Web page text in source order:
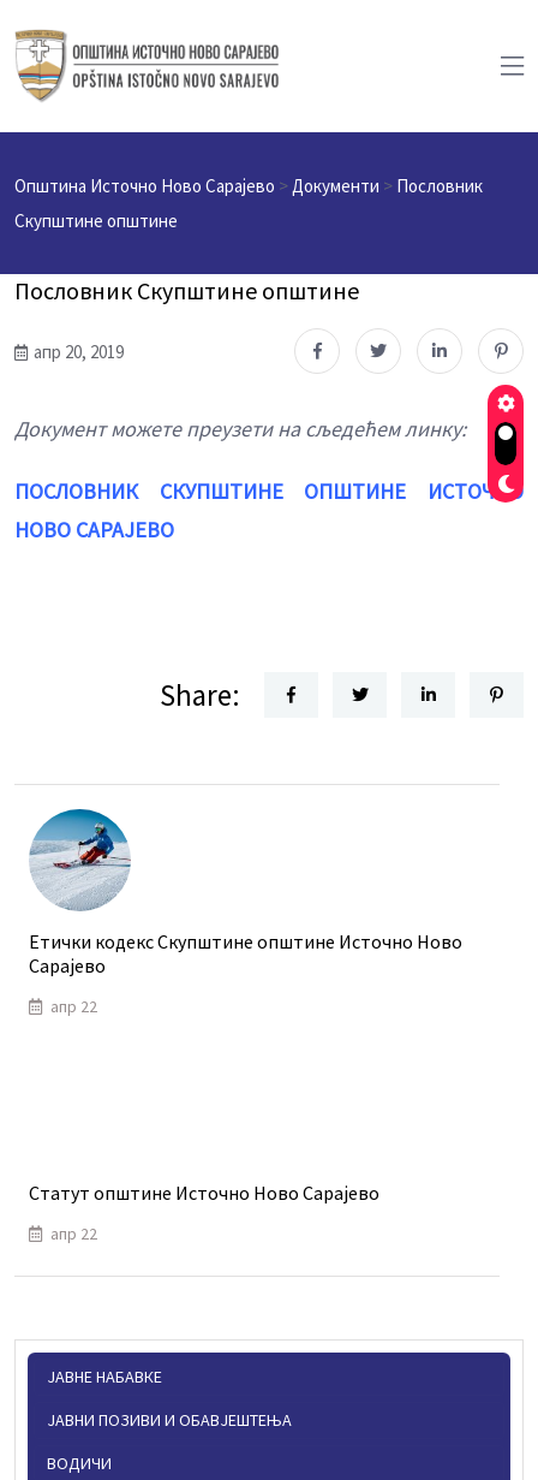
Општина Источно Ново Сарајево >Документи > Пословник
Скупштине општине
Пословник Скупштине општине
апр 20, 2019
Документ можете преузети на сљедећем линку:
ПОСЛОВНИК СКУПШТИНЕ ОПШТИНЕ ИСТОЧНО
НОВО САРАЈЕВО
Share:
Етички кодекс Скупштине општине Источно Ново
Сарајево
апр 22
Статут општине Источно Ново Сарајево
апр 22
ЈАВНЕ НАБАВКЕ
ЈАВНИ ПОЗИВИ И ОБАВЈЕШТЕЊА
ВОДИЧИ